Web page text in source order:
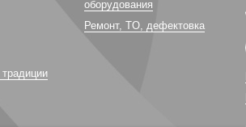
оборудования
Ремонт, TO, дефектовка